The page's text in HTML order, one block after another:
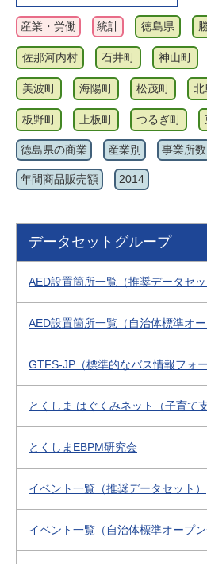
産業・労働 統計 徳島県
佐那河内村 石井町 神山町
美波町 海陽町 松茂町 北
板野町 上板町 つるぎ町
徳島県の商業 産業別 事業所数
年間商品販売額 2014
データセットグループ
AED設置箇所一覧（推奨データセッ
AED設置箇所一覧（自治体標準オー
GTFS-JP（標準的なバス情報フォー
とくしま はぐくみネット（子育て支
とくしまEBPM研究会
イベント一覧（推奨データセット）
イベント一覧（自治体標準オープン